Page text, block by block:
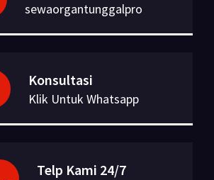
sewaorgantunggalpro
Konsultasi
Klik Untuk Whatsapp
Telp Kami 24/7